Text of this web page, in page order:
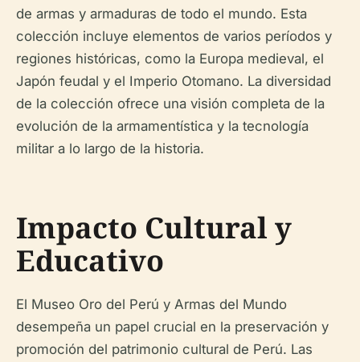
de armas y armaduras de todo el mundo. Esta
colección incluye elementos de varios períodos y
regiones históricas, como la Europa medieval, el
Japón feudal y el Imperio Otomano. La diversidad
de la colección ofrece una visión completa de la
evolución de la armamentística y la tecnología
militar a lo largo de la historia.
Impacto Cultural y
Educativo
El Museo Oro del Perú y Armas del Mundo
desempeña un papel crucial en la preservación y
promoción del patrimonio cultural de Perú. Las